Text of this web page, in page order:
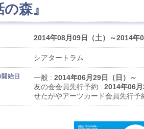
の森』
2014年08月09日（土）～2014年
シアタートラム
一般 : 2014年06月29日（日）～
友の会会員先行予約 : 2014年06
せたがやアーツカード会員先行